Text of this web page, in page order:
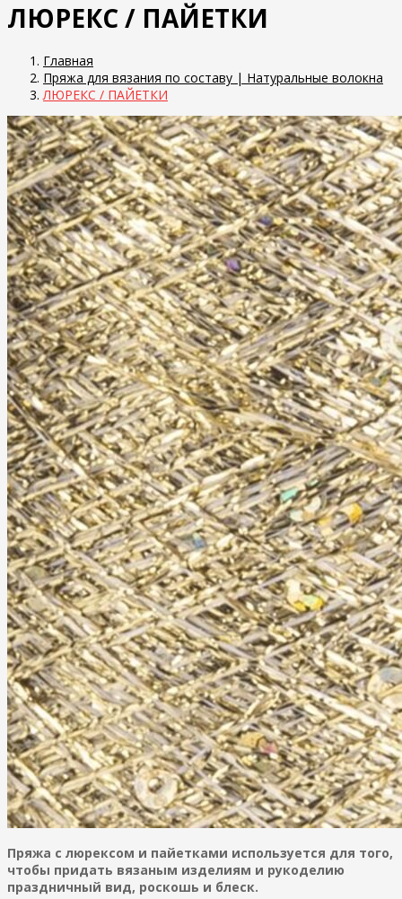
ЛЮРЕКС / ПАЙЕТКИ
Главная
Пряжа для вязания по составу | Натуральные волокна
ЛЮРЕКС / ПАЙЕТКИ
Пряжа с люрексом и пайетками используется для того,
чтобы придать вязаным изделиям и рукоделию
праздничный вид, роскошь и блеск.